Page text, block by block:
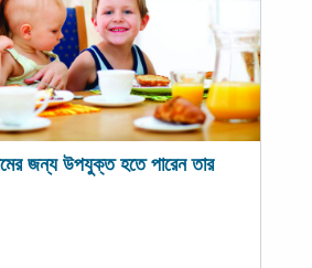
জন্য উপযুক্ত হতে পারেন তার